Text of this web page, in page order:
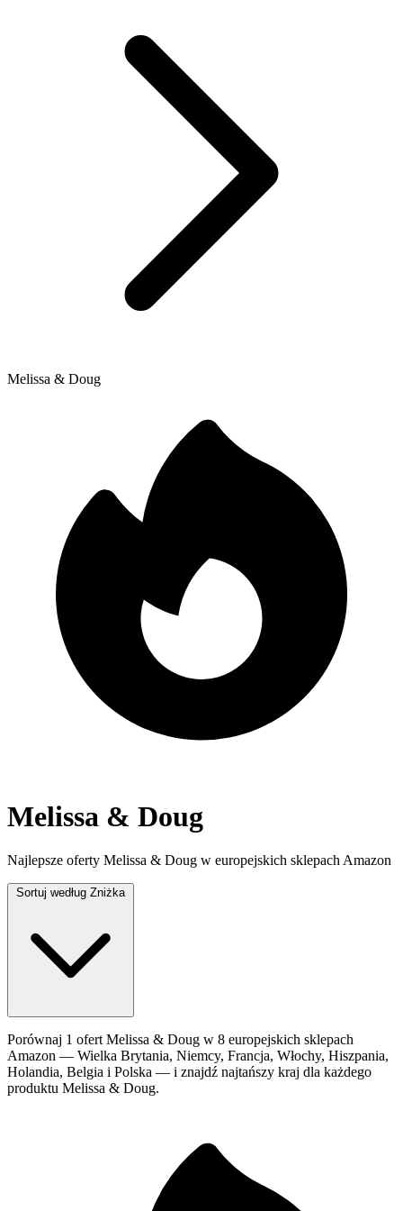
Melissa & Doug
Melissa & Doug
Najlepsze oferty Melissa & Doug w europejskich sklepach Amazon
Sortuj według Zniżka
Porównaj 1 ofert Melissa & Doug w 8 europejskich sklepach
Amazon — Wielka Brytania, Niemcy, Francja, Włochy, Hiszpania,
Holandia, Belgia i Polska — i znajdź najtańszy kraj dla każdego
produktu Melissa & Doug.